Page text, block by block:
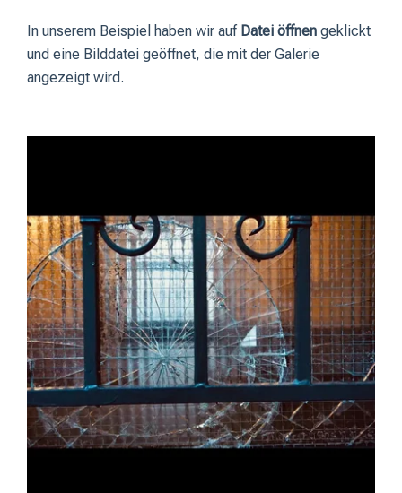
In unserem Beispiel haben wir auf Datei öffnen geklickt
und eine Bilddatei geöffnet, die mit der Galerie
angezeigt wird.